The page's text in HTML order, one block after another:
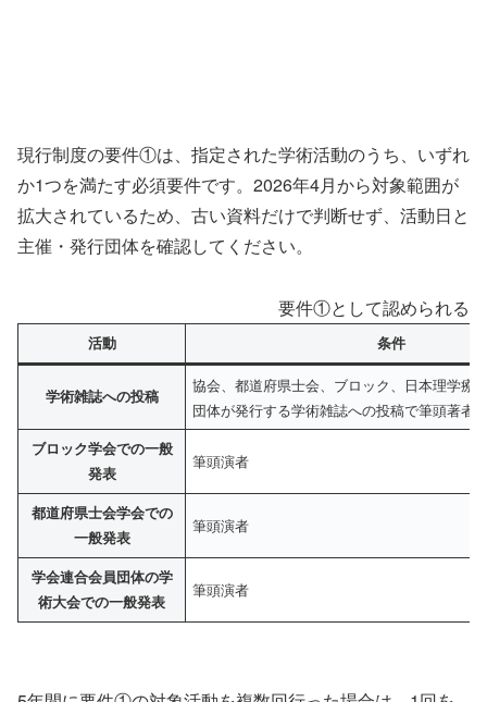
現行制度の要件①は、指定された学術活動のうち、いずれ
か1つを満たす必須要件です。2026年4月から対象範囲が
拡大されているため、古い資料だけで判断せず、活動日と
主催・発行団体を確認してください。
要件①として認められる
活動 条件
学術雑誌への投稿
協会、都道府県士会、ブロック、日本理学療
団体が発行する学術雑誌への投稿で筆頭著者
ブロック学会での一般
発表
筆頭演者
都道府県士会学会での
一般発表
筆頭演者
学会連合会員団体の学
術大会での一般発表
筆頭演者